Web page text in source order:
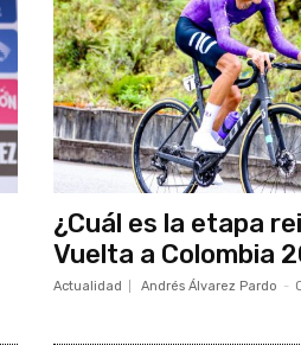
¿Cuál es la etapa
Vuelta a Colombia
Actualidad Andrés Álvarez Pardo -